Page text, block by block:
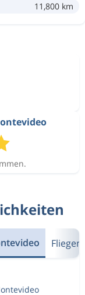
11,800 km